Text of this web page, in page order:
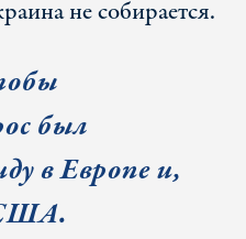
не собирается.
был
в Европе и,